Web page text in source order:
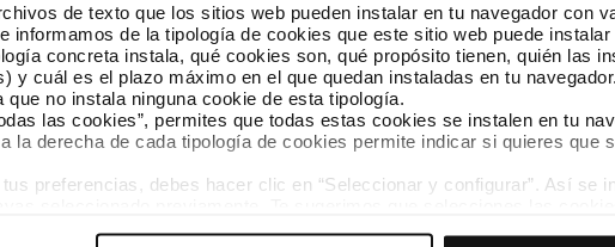
de texto que los sitios web pueden instalar en tu navegador con
informamos de la tipología de cookies que este sitio web puede instalar
concreta instala, qué cookies son, qué propósito tienen, quién las
y cuál es el plazo máximo en el que quedan instaladas en tu
no instala ninguna cookie de esta tipología.
las cookies”, permites que todas estas cookies se instalen en tu
la derecha de cada tipología de cookies permite indicar si quieres que
preferencias, debes hacer clic en “Seleccionar y configurar”. Así se
de